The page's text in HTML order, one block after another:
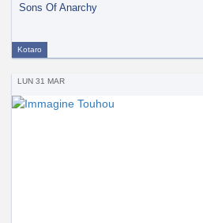
Sons Of Anarchy
Kotaro
LUN 31 MAR